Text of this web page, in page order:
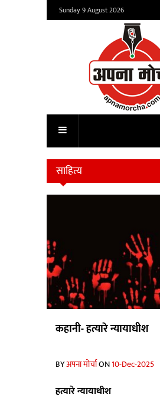
Sunday 9 August 2026
साहित्य
कहानी- हत्यारे न्यायाधीश
BYअपना मोर्चाON10-Dec-2025
हत्यारे न्यायाधीश